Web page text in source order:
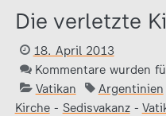
Die verletzte
18. April 2013
Kommentare wurden
Vatikan
Argentinien
Kirche- Sedisvakanz-